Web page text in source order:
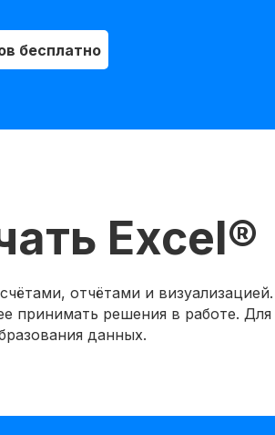
бесплатно
Excel®
отчётами и
решения в работе.
данных.